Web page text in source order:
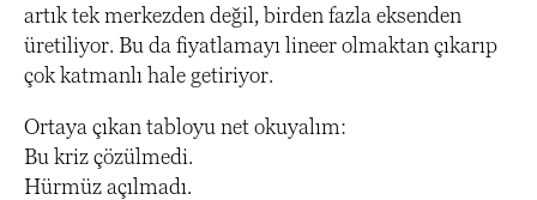
artık tek merkezden değil, birden fazla eksenden
üretiliyor. Bu da fiyatlamayı lineer olmaktan çıkarıp
çok katmanlı hale getiriyor.
Ortaya çıkan tabloyu net okuyalım:
Bu kriz çözülmedi.
Hürmüz açılmadı.